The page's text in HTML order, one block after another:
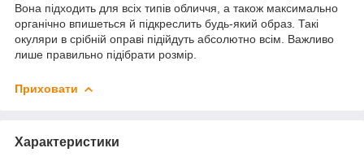
Вона підходить для всіх типів обличчя, а також максимально
органічно впишеться й підкреслить будь-який образ. Такі
окуляри в срібній оправі підійдуть абсолютно всім. Важливо
лише правильно підібрати розмір.
Приховати
Характеристики